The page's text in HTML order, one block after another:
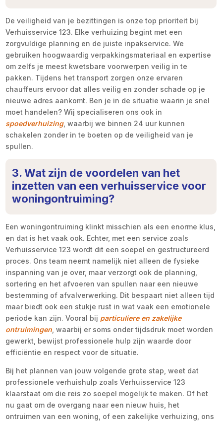
De veiligheid van je bezittingen is onze top prioriteit bij
Verhuisservice 123. Elke verhuizing begint met een
zorgvuldige planning en de juiste inpakservice. We
gebruiken hoogwaardig verpakkingsmateriaal en expertise
om zelfs je meest kwetsbare voorwerpen veilig in te
pakken. Tijdens het transport zorgen onze ervaren
chauffeurs ervoor dat alles veilig en zonder schade op je
nieuwe adres aankomt. Ben je in de situatie waarin je snel
moet handelen? Wij specialiseren ons ook in
spoedverhuizing, waarbij we binnen 24 uur kunnen
schakelen zonder in te boeten op de veiligheid van je
spullen.
3. Wat zijn de voordelen van het
inzetten van een verhuisservice voor
woningontruiming?
Een woningontruiming klinkt misschien als een enorme klus,
en dat is het vaak ook. Echter, met een service zoals
Verhuisservice 123 wordt dit een soepel en gestructureerd
proces. Ons team neemt namelijk niet alleen de fysieke
inspanning van je over, maar verzorgt ook de planning,
sortering en het afvoeren van spullen naar een nieuwe
bestemming of afvalverwerking. Dit bespaart niet alleen tijd
maar biedt ook een stukje rust in wat vaak een emotionele
periode kan zijn. Vooral bij particuliere en zakelijke
ontruimingen , waarbij er soms onder tijdsdruk moet worden
gewerkt, bewijst professionele hulp zijn waarde door
efficiëntie en respect voor de situatie.
Bij het plannen van jouw volgende grote stap, weet dat
professionele verhuishulp zoals Verhuisservice 123
klaarstaat om die reis zo soepel mogelijk te maken. Of het
nu gaat om de overgang naar een nieuw huis, het
ontruimen van een woning, of een zakelijke verhuizing, ons